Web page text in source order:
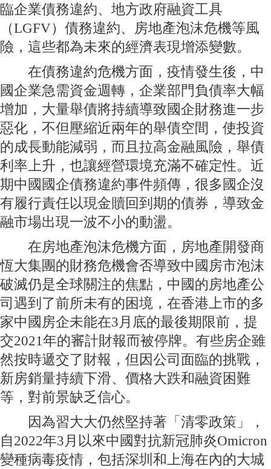
臨企業債務違約、地方政府融資工具
（LGFV）債務違約、房地產泡沫危機等風
險，這些都為未來的經濟表現增添變數。
在債務違約危機方面，疫情發生後，中
國企業急需資金週轉，企業部門負債率大幅
增加，大量舉債將持續導致國企財務進一步
惡化，不但壓縮近兩年的舉債空間，使投資
的成長動能減弱，而且拉高金融風險，舉債
利率上升，也讓經營環境充滿不確定性。近
期中國國企債務違約事件頻傳，很多國企沒
有履行責任以現金贖回到期的債券，導致金
融市場出現一波不小的動盪。
在房地產泡沫危機方面，房地產開發商
恆大集團的財務危機會否導致中國房市泡沫
破滅仍是全球關注的焦點，中國的房地產公
司遇到了前所未有的困境，在香港上市的多
家中國房企未能在3月底的最後期限前，提
交2021年的審計財報而被停牌。有些房企雖
然按時遞交了財報，但因公司面臨的挑戰，
新房銷量持續下滑、價格大跌和融資困難
等，對前景缺乏信心。
因為習大大仍然堅持著「清零政策」，
自2022年3月以來中國對抗新冠肺炎Omicron
變種病毒疫情，包括深圳和上海在內的大城